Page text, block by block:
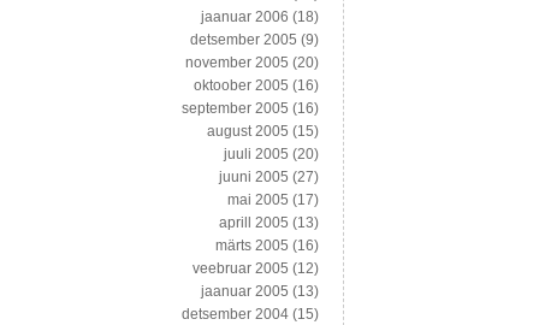
jaanuar 2006 (18)
detsember 2005 (9)
november 2005 (20)
oktoober 2005 (16)
september 2005 (16)
august 2005 (15)
juuli 2005 (20)
juuni 2005 (27)
mai 2005 (17)
aprill 2005 (13)
märts 2005 (16)
veebruar 2005 (12)
jaanuar 2005 (13)
detsember 2004 (15)